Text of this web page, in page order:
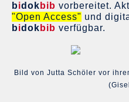
bidok bib vorbereitet.
"Open Access" und
bidok bib verfügbar.
Bild von Jutta Schöler vor